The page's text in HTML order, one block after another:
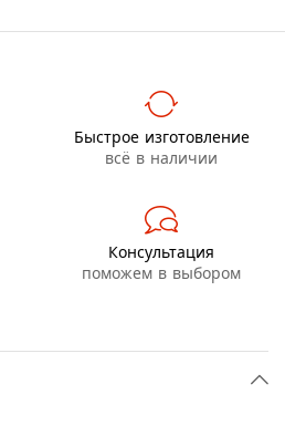
Быстрое изготовление
всё в наличии
Консультация
поможем в выбором